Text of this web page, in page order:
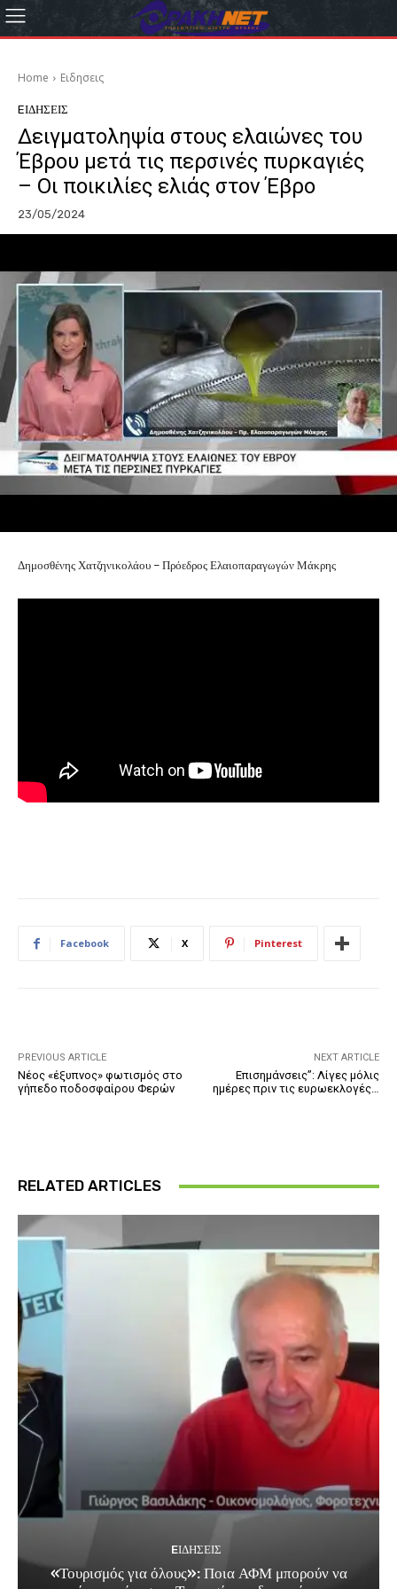
Home Eιδησεις
EΙΔΗΣΕΙΣ
Δειγματοληψία στους ελαιώνες του
Έβρου μετά τις περσινές πυρκαγιές
– Οι ποικιλίες ελιάς στον Έβρο
23/05/2024
Δημοσθένης Χατζηνικολάου – Πρόεδρος Ελαιοπαραγωγών Μάκρης
Facebook X Pinterest
PREVIOUS ARTICLE
Νέος «έξυπνος» φωτισμός στο
γήπεδο ποδοσφαίρου Φερών
NEXT ARTICLE
Επισημάνσεις”: Λίγες μόλις
ημέρες πριν τις ευρωεκλογές…
RELATED ARTICLES
EΙΔΗΣΕΙΣ
«Τουρισμός για όλους»: Ποια ΑΦΜ μπορούν να